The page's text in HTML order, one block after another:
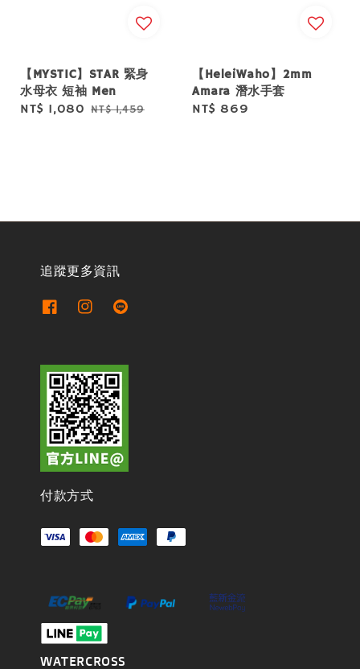
【MYSTIC】STAR 緊身
水母衣 短袖 Men
Sale
NT$ 1,080 Regular
NT$ 1,459
【HeleiWaho】2mm
Amara 潛水手套
Regular
NT$ 869
追蹤更多資訊
付款方式
WATERCROSS